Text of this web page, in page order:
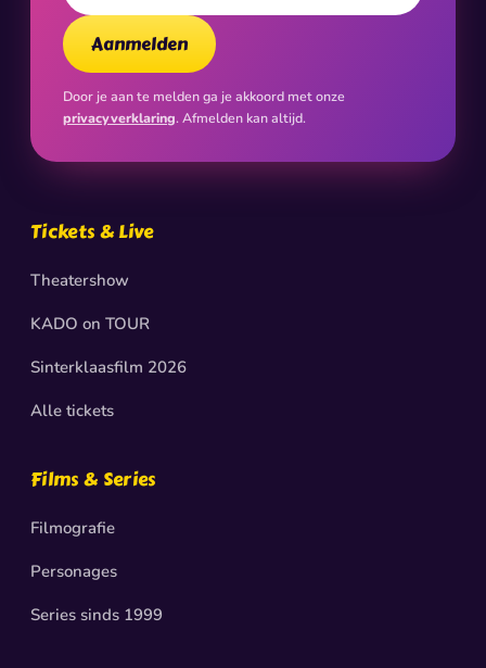
Aanmelden
Door je aan te melden ga je akkoord met onze
privacyverklaring. Afmelden kan altijd.
Tickets & Live
Theatershow
KADO on TOUR
Sinterklaasfilm 2026
Alle tickets
Films & Series
Filmografie
Personages
Series sinds 1999